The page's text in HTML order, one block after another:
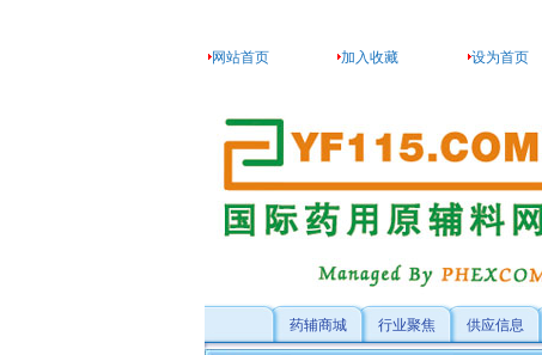
网站首页 加入收藏 设为首页
药辅商城 行业聚焦 供应信息